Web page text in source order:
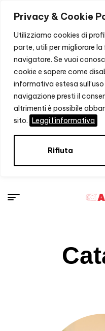
Privacy & Cookie
Utilizziamo cookies di
parte, utili per migliorare
navigatore. Se vuoi
cookie e sapere come
informativa estesa
navigazione presti il
altrimenti è possibile
sito. Leggi l'informativa
Rifiuta